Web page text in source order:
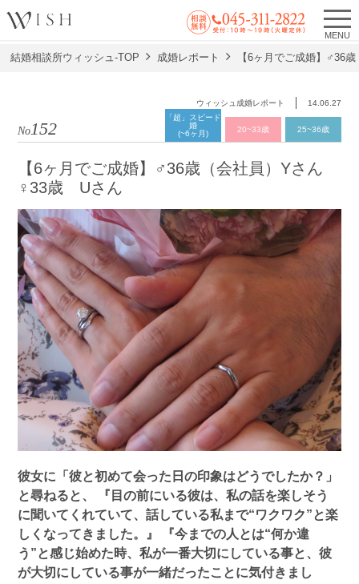
MENU
結婚相談所ウィッシュ-TOP 成婚レポート 【6ヶ月でご成婚】
ウィッシュ成婚レポート 14.06.27
No.152
「超」スピード
婚
(~6ヶ月)
20~33歳 25~36歳
【6ヶ月でご成婚】♂36歳（会社員）Yさん
♀33歳 Uさん
彼女に「彼と初めて会った日の印象はどうでしたか？」
と尋ねると、
『目の前にいる彼は、私の話を楽しそう
に聞いてくれていて、話している私まで“ワクワク”と楽
しくなってきました。』
『今までの人とは“何か違
う”と感じ始めた時、私が一番大切にしている事と、彼
が大切にしている事が一緒だったことに気付きまし